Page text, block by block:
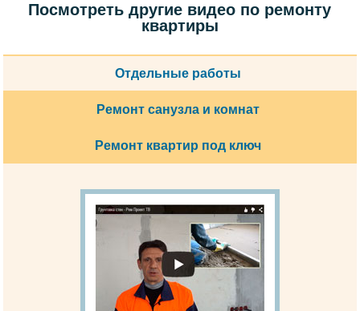
Посмотреть другие видео по ремонту
квартиры
Отдельные работы
Ремонт санузла и комнат
Ремонт квартир под ключ